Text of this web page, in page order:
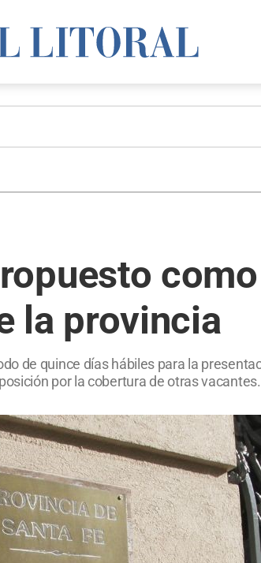
la provincia
de quince días hábiles para la
por la cobertura de otras vacantes.